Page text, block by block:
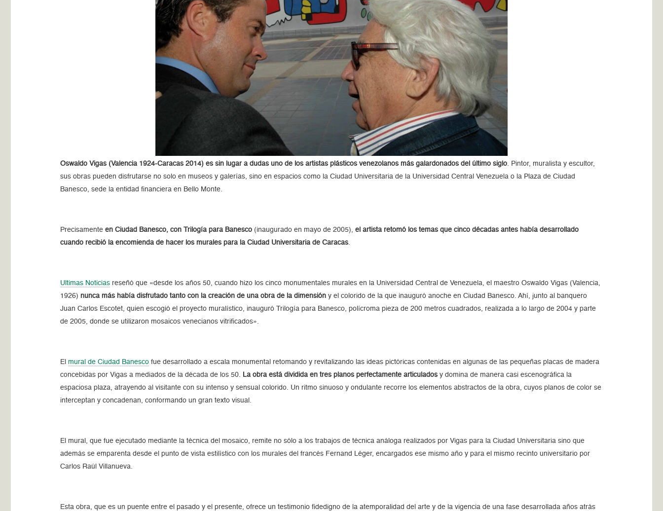
Oswaldo Vigas (Valencia 1924-Caracas 2014) es sin lugar a dudas uno de los artistas plásticos venezolanos más galardonados del último siglo . Pintor, muralista y escultor,
sus obras pueden disfrutarse no solo en museos y galerías, sino en espacios como la Ciudad Universitaria de la Universidad Central Venezuela o la Plaza de Ciudad
Banesco, sede la entidad financiera en Bello Monte.
Precisamente en Ciudad Banesco, con Trilogía para Banesco (inaugurado en mayo de 2005),el artista retomó los temas que cinco décadas antes había desarrollado
cuando recibió la encomienda de hacer los murales para la Ciudad Universitaria de Caracas
Ultimas Noticias reseñó que «desde los años 50, cuando hizo los cinco monumentales murales en la Universidad Central de Venezuela, el maestro Oswaldo Vigas (Valencia,
1926) nunca más había disfrutado tanto con la creación de una obra de la dimensión y el colorido de la que inauguró anoche en Ciudad Banesco. Ahí, junto al banquero
Juan Carlos Escotet, quien escogió el proyecto muralístico, inauguró Trilogía para Banesco, polícroma pieza de 200 metros cuadrados, realizada a lo largo de 2004 y parte
de 2005, donde se utilizaron mosaicos venecianos vitrificados».
Elmural de Ciudad Banesco fue desarrollado a escala monumental retomando y revitalizando las ideas pictóricas contenidas en algunas de las pequeñas placas de madera
concebidas por Vigas a mediados de la década de los 50.
La obra está dividida en tres planos perfectamente articulados y domina de manera casi escenográfica la
espaciosa plaza, atrayendo al visitante con su intenso y sensual colorido. Un ritmo sinuoso y ondulante recorre los elementos abstractos de la obra, cuyos planos de color se
interceptan y concadenan, conformando un gran texto visual.
El mural, que fue ejecutado mediante la técnica del mosaico, remite no sólo a los trabajos de técnica análoga realizados por Vigas para la Ciudad Universitaria sino que
además se emparenta desde el punto de vista estilístico con los murales del francés Fernand Léger, encargados ese mismo año y para el mismo recinto universitario por
Carlos Raúl Villanueva.
Esta obra, que es un puente entre el pasado y el presente, ofrece un testimonio fidedigno de la atemporalidad del arte y de la vigencia de una fase desarrollada años atrás